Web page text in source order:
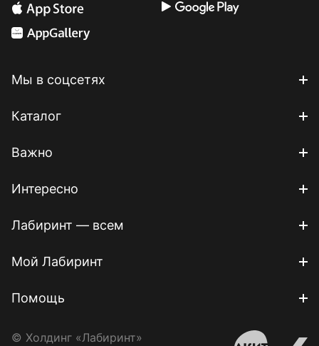
Мы в соцсетях
Каталог
Важно
Интересно
Лабиринт — всем
Мой Лабиринт
Помощь
© Холдинг «Лабиринт»